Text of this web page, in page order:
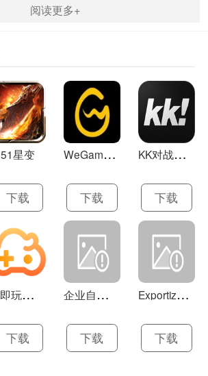
阅读更多+
51星变
下载
W
eGame(腾讯游戏平台TGP) 5.10.19.1000
下载
K
K对战平台 1.0.1
下载
云
即玩游戏盒 1.0.5.4
下载
企
业自助建站系统 9.0
下载
E
xportizer 9.0.8
下载